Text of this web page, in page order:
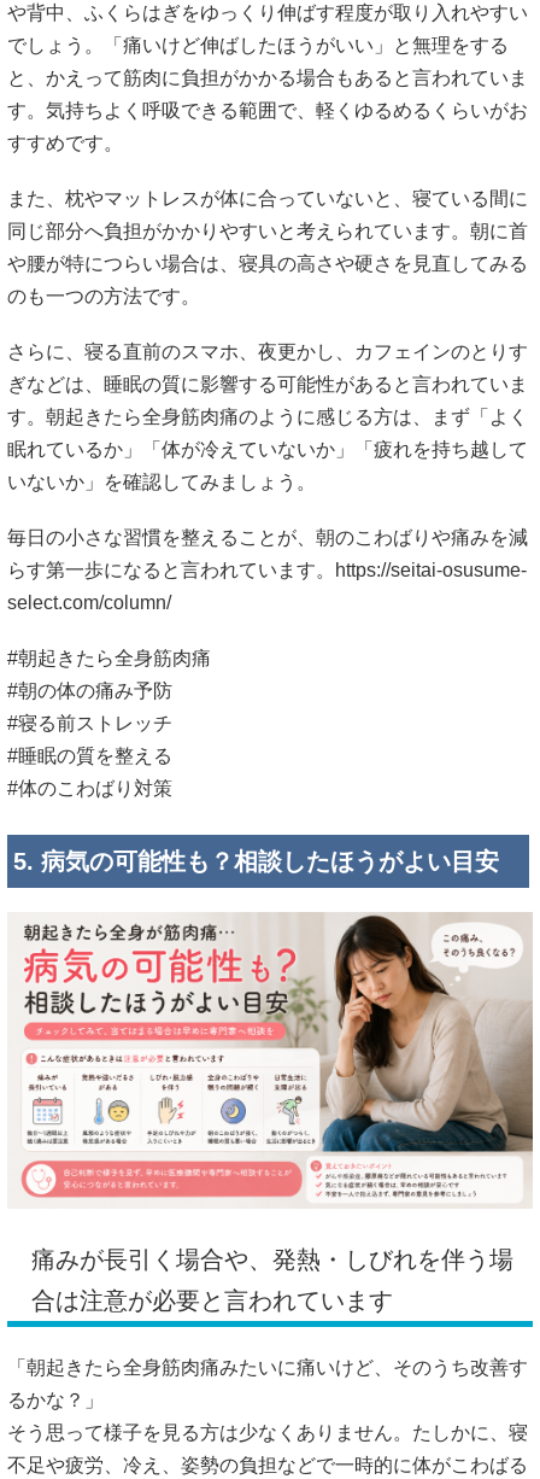
や背中、ふくらはぎをゆっくり伸ばす程度が取り入れやすい
でしょう。「痛いけど伸ばしたほうがいい」と無理をする
と、かえって筋肉に負担がかかる場合もあると言われていま
す。気持ちよく呼吸できる範囲で、軽くゆるめるくらいがお
すすめです。
また、枕やマットレスが体に合っていないと、寝ている間に
同じ部分へ負担がかかりやすいと考えられています。朝に首
や腰が特につらい場合は、寝具の高さや硬さを見直してみる
のも一つの方法です。
さらに、寝る直前のスマホ、夜更かし、カフェインのとりす
ぎなどは、睡眠の質に影響する可能性があると言われていま
す。朝起きたら全身筋肉痛のように感じる方は、まず「よく
眠れているか」「体が冷えていないか」「疲れを持ち越して
いないか」を確認してみましょう。
毎日の小さな習慣を整えることが、朝のこわばりや痛みを減
らす第一歩になると言われています。
https://seitai-osusume-
select.com/column/
#朝起きたら全身筋肉痛
#朝の体の痛み予防
#寝る前ストレッチ
#睡眠の質を整える
#体のこわばり対策
5. 病気の可能性も？相談したほうがよい目安
痛みが長引く場合や、発熱・しびれを伴う場
合は注意が必要と言われています
「朝起きたら全身筋肉痛みたいに痛いけど、そのうち改善す
るかな？」
そう思って様子を見る方は少なくありません。たしかに、寝
不足や疲労、冷え、姿勢の負担などで一時的に体がこわばる